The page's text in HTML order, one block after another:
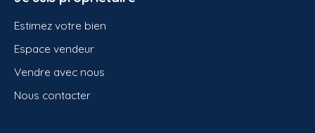
Estimez votre bien
Espace vendeur
Vendre avec nous
Nous contacter